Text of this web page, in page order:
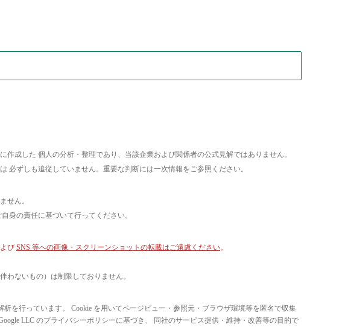
成した 個人の分析・整理であり、当該企業および関係者の公式見解ではありません。
必ずしも追従していません。重要な判断には一次情報をご参照ください。
せん。
身の責任に基づいて行ってください。
び SNS 等への画像・スクリーンショットの転載はご遠慮ください。
わないもの）は制限しておりません。
析を行っています。 Cookie を用いてページビュー・参照元・ブラウザ環境等を匿名で収集
LLC のプライバシーポリシーに基づき、 同社のサービス提供・維持・改善等の目的で